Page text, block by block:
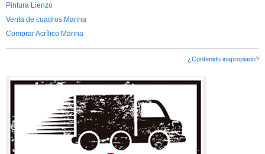
Pintura Lienzo
Venta de cuadros Marina
Comprar Acrílico Marina
¿Contenido inapropiado?